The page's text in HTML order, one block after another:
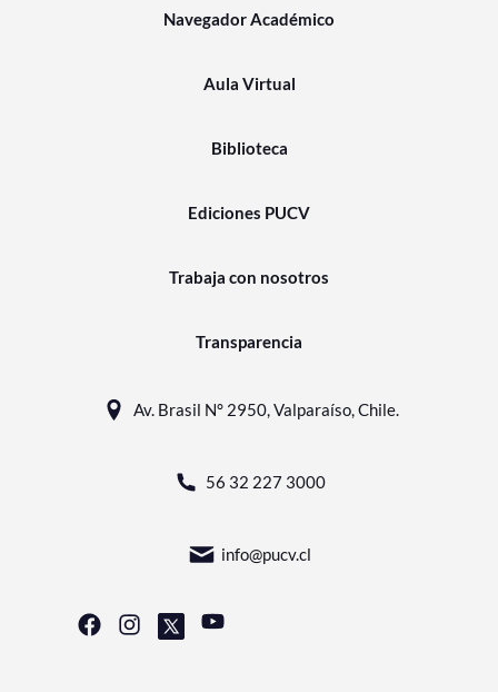
Navegador Académico
Aula Virtual
Biblioteca
Ediciones PUCV
Trabaja con nosotros
Transparencia
Av. Brasil N° 2950, Valparaíso, Chile.
56 32 227 3000
info@pucv.cl